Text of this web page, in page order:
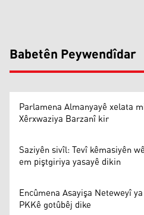
Babetên Peywendîdar
Parlamena Almanyayê xelata
Xêrxwaziya Barzanî kir
Saziyên sivîl: Tevî kêmasiyên
em piştgiriya yasayê dikin
Encûmena Asayişa Neteweyî
PKKê gotûbêj dike